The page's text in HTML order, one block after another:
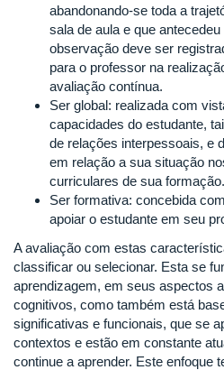
abandonando-se toda a
sala de aula e que
observação deve ser
para o professor na
avaliação contínua.
Ser global: realizada com
capacidades do estudante,
de relações interpessoais, e
em relação a sua situação
curriculares de sua formação.
Ser formativa: concebida
apoiar o estudante em seu
A avaliação com estas
classificar ou selecionar. Esta se
aprendizagem, em seus aspectos
cognitivos, como também está
significativas e funcionais, que se
contextos e estão em constante
continue a aprender. Este enfoque